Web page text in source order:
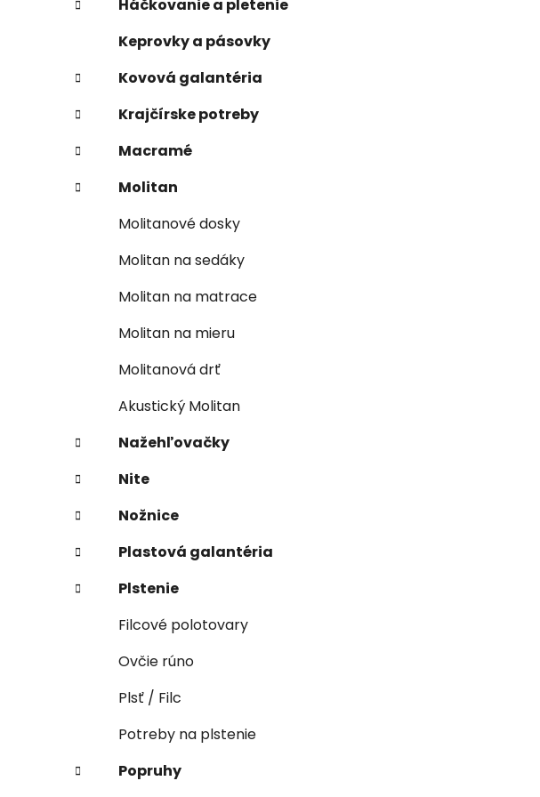
Háčkovanie a pletenie
Keprovky a pásovky
Kovová galantéria
Krajčírske potreby
Macramé
Molitan
Molitanové dosky
Molitan na sedáky
Molitan na matrace
Molitan na mieru
Molitanová drť
Akustický Molitan
Nažehľovačky
Nite
Nožnice
Plastová galantéria
Plstenie
Filcové polotovary
Ovčie rúno
Plsť / Filc
Potreby na plstenie
Popruhy